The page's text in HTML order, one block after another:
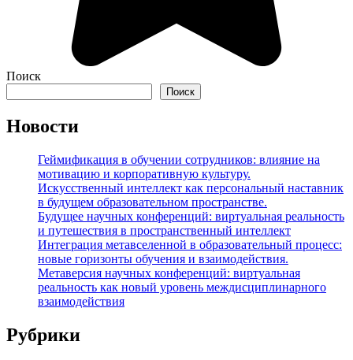
Поиск
Поиск
Новости
Геймификация в обучении сотрудников: влияние на
мотивацию и корпоративную культуру.
Искусственный интеллект как персональный наставник
в будущем образовательном пространстве.
Будущее научных конференций: виртуальная реальность
и путешествия в пространственный интеллект
Интеграция метавселенной в образовательный процесс:
новые горизонты обучения и взаимодействия.
Метаверсия научных конференций: виртуальная
реальность как новый уровень междисциплинарного
взаимодействия
Рубрики